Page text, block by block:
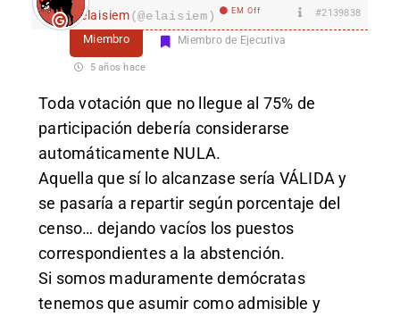
elaisiem(@elaisiem) EM Off #2139838
Miembro Miembro de Ejecutiva
5 años hace
Toda votación que no llegue al 75% de
participación debería considerarse
automáticamente NULA.
Aquella que sí lo alcanzase sería VÁLIDA y
se pasaría a repartir según porcentaje del
censo… dejando vacíos los puestos
correspondientes a la abstención.
Si somos maduramente demócratas
tenemos que asumir como admisible y